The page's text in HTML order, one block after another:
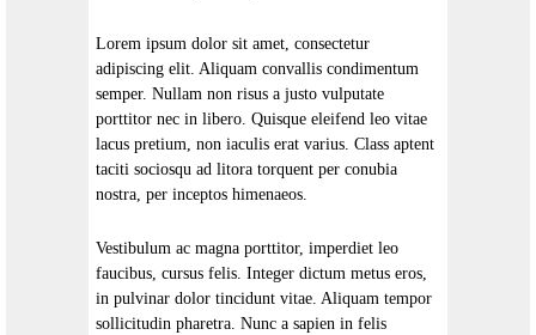
Lorem ipsum dolor sit amet, consectetur
adipiscing elit. Aliquam convallis condimentum
semper. Nullam non risus a justo vulputate
porttitor nec in libero. Quisque eleifend leo vitae
lacus pretium, non iaculis erat varius. Class aptent
taciti sociosqu ad litora torquent per conubia
nostra, per inceptos himenaeos.
Vestibulum ac magna porttitor, imperdiet leo
faucibus, cursus felis. Integer dictum metus eros,
in pulvinar dolor tincidunt vitae. Aliquam tempor
sollicitudin pharetra. Nunc a sapien in felis